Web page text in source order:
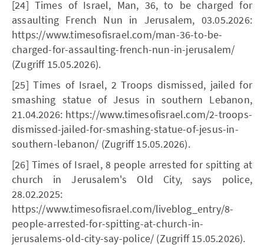
[24] Times of Israel, Man, 36, to be charged for
assaulting French Nun in Jerusalem, 03.05.2026:
https://www.timesofisrael.com/man-36-to-be-
charged-for-assaulting-french-nun-in-jerusalem/
(Zugriff 15.05.2026).
[25] Times of Israel, 2 Troops dismissed, jailed for
smashing statue of Jesus in southern Lebanon,
21.04.2026: https://www.timesofisrael.com/2-troops-
dismissed-jailed-for-smashing-statue-of-jesus-in-
southern-lebanon/ (Zugriff 15.05.2026).
[26] Times of Israel, 8 people arrested for spitting at
church in Jerusalem's Old City, says police,
28.02.2025:
https://www.timesofisrael.com/liveblog_entry/8-
people-arrested-for-spitting-at-church-in-
jerusalems-old-city-say-police/ (Zugriff 15.05.2026).